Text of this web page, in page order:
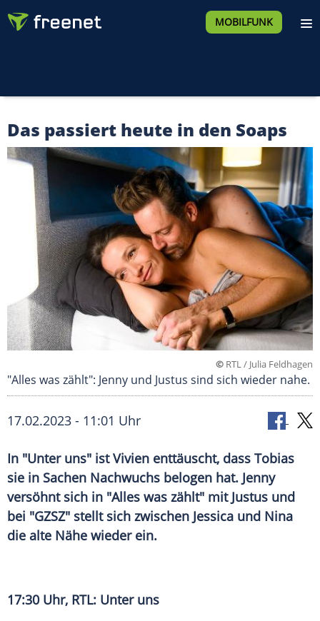
MOBILFUNK
Das passiert heute in den Soaps
© RTL / Julia Feldhagen
"Alles was zählt": Jenny und Justus sind sich wieder nahe.
17.02.2023 - 11:01 Uhr
In "Unter uns" ist Vivien enttäuscht, dass Tobias
sie in Sachen Nachwuchs belogen hat. Jenny
versöhnt sich in "Alles was zählt" mit Justus und
bei "GZSZ" stellt sich zwischen Jessica und Nina
die alte Nähe wieder ein.
17:30 Uhr, RTL: Unter uns